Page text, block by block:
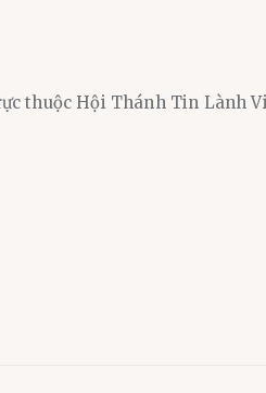
thuộc Hội Thánh Tin Lành